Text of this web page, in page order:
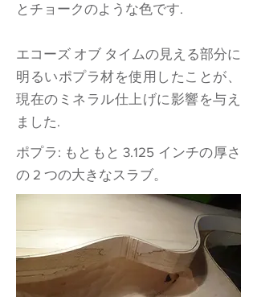
とチョークのような色です.
エコーズ オブ タイムの見える部分に
明るいポプラ材を使用したことが、
現在のミネラル仕上げに影響を与え
ました.
ポプラ: もともと 3.125 インチの厚さ
の 2 つの大きなスラブ。